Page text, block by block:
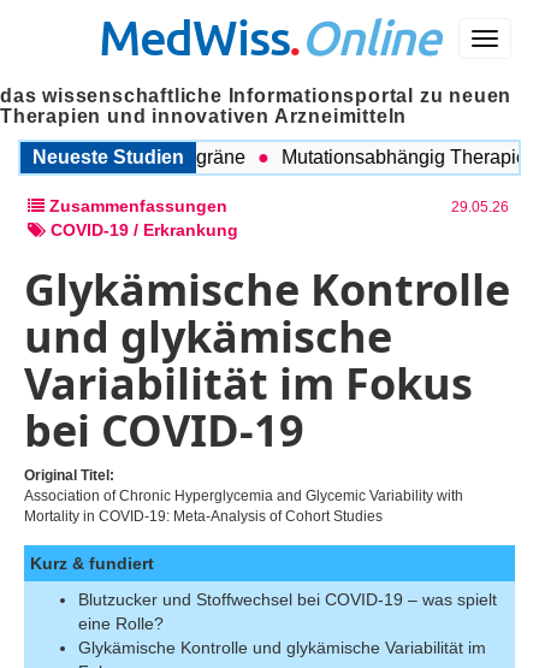
Menü
MedWiss.Online
das wissenschaftliche Informationsportal zu neuen
Therapien und innovativen Arzneimitteln
Neueste Studien
COPD und Migräne Mutationsabhängig Therapie
Zusammenfassungen 29.05.26
COVID-19 / Erkrankung
Glykämische Kontrolle
und glykämische
Variabilität im Fokus
bei COVID-19
Original Titel:
Association of Chronic Hyperglycemia and Glycemic Variability with
Mortality in COVID-19: Meta-Analysis of Cohort Studies
Kurz & fundiert
Blutzucker und Stoffwechsel bei COVID-19 – was spielt
eine Rolle?
Glykämische Kontrolle und glykämische Variabilität im